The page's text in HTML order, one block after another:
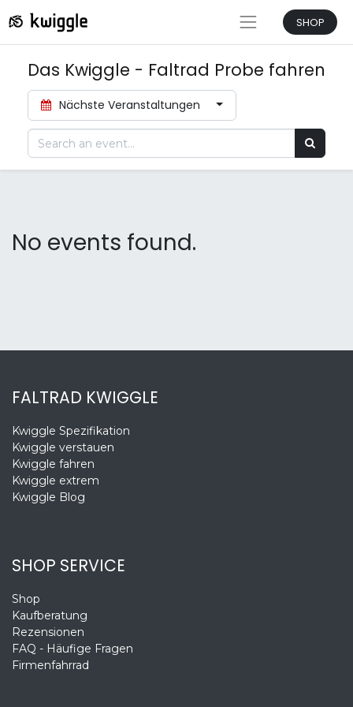
SHOP
Das Kwiggle - Faltrad Probe fahren
Nächste Veranstaltungen
No events found.
FALTRAD KWIGGLE
Kwiggle Spezifikation
Kwiggle verstauen
Kwiggle fahren
Kwiggle extrem
Kwiggle Blog
SHOP SERVICE
Shop
Kaufberatung
Rezensionen
FAQ - Häufige Fragen
Firmenfahrrad